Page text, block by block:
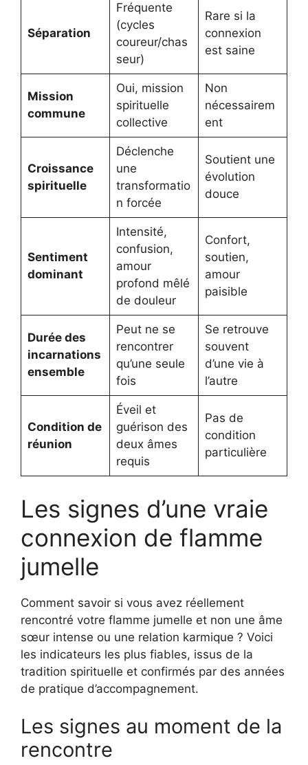
Séparation
Fréquente
(cycles
coureur/chas
seur)
Rare si la
connexion
est saine
Mission
commune
Oui, mission
spirituelle
collective
Non
nécessairem
ent
Croissance
spirituelle
Déclenche
une
transformatio
n forcée
Soutient une
évolution
douce
Sentiment
dominant
Intensité,
confusion,
amour
profond mêlé
de douleur
Confort,
soutien,
amour
paisible
Durée des
incarnations
ensemble
Peut ne se
rencontrer
qu’une seule
fois
Se retrouve
souvent
d’une vie à
l’autre
Condition de
réunion
Éveil et
guérison des
deux âmes
requis
Pas de
condition
particulière
Les signes d’une vraie
connexion de flamme
jumelle
Comment savoir si vous avez réellement
rencontré votre flamme jumelle et non une âme
sœur intense ou une relation karmique ? Voici
les indicateurs les plus fiables, issus de la
tradition spirituelle et confirmés par des années
de pratique d’accompagnement.
Les signes au moment de la
rencontre